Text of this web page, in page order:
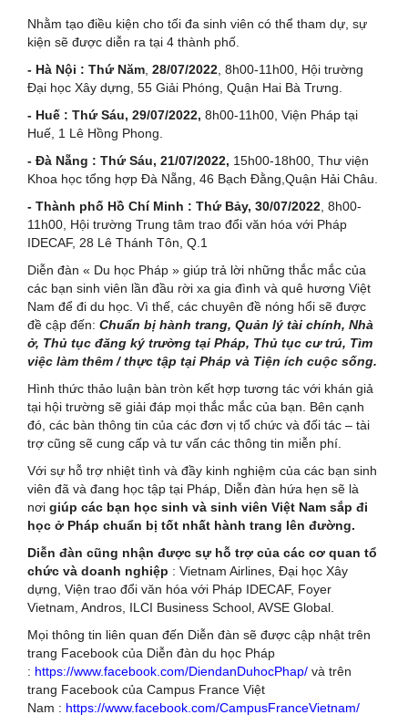
Nhằm tạo điều kiện cho tối đa sinh viên có thể tham dự, sự
kiện sẽ được diễn ra tại 4 thành phố.
- Hà Nội : Thứ Năm 28/07/2022 , 8h00-11h00, Hội trường
Đại học Xây dựng, 55 Giải Phóng, Quận Hai Bà Trưng.
- Huế : Thứ Sáu, 29/07/2022, 8h00-11h00, Viện Pháp tại
Huế, 1 Lê Hồng Phong.
- Đà Nẵng : Thứ Sáu, 21/07/2022, 15h00-18h00, Thư viện
Khoa học tổng hợp Đà Nẵng, 46 Bạch Đằng,Quận Hải Châu.
- Thành phố Hồ Chí Minh : Thứ Bảy, 30/07/2022 , 8h00-
11h00, Hội trường Trung tâm trao đổi văn hóa với Pháp
IDECAF, 28 Lê Thánh Tôn, Q.1
Diễn đàn « Du học Pháp » giúp trả lời những thắc mắc của
các bạn sinh viên lần đầu rời xa gia đình và quê hương Việt
Nam để đi du học. Vì thế, các chuyên đề nóng hổi sẽ được
đề cập đến: Chuẩn bị hành trang, Quản lý tài chính, Nhà
ở, Thủ tục đăng ký trường tại Pháp, Thủ tục cư trú, Tìm
việc làm thêm / thực tập tại Pháp và Tiện ích cuộc sống.
Hình thức thảo luận bàn tròn kết hợp tương tác với khán giả
tại hội trường sẽ giải đáp mọi thắc mắc của bạn. Bên cạnh
đó, các bàn thông tin của các đơn vị tổ chức và đối tác – tài
trợ cũng sẽ cung cấp và tư vấn các thông tin miễn phí.
Với sự hỗ trợ nhiệt tình và đầy kinh nghiệm của các bạn sinh
viên đã và đang học tập tại Pháp, Diễn đàn hứa hẹn sẽ là
nơi giúp các bạn học sinh và sinh viên Việt Nam sắp đi
học ở Pháp chuẩn bị tốt nhất hành trang lên đường.
Diễn đàn cũng nhận được sự hỗ trợ của các cơ quan tổ
chức và doanh nghiệp : Vietnam Airlines, Đại học Xây
dựng, Viện trao đổi văn hóa với Pháp IDECAF, Foyer
Vietnam, Andros, ILCI Business School, AVSE Global.
Mọi thông tin liên quan đến Diễn đàn sẽ được cập nhật trên
trang Facebook của Diễn đàn du học Pháp
: https://www.facebook.com/DiendanDuhocPhap/ và trên
trang Facebook của Campus France Việt
Nam : https://www.facebook.com/CampusFranceVietnam/